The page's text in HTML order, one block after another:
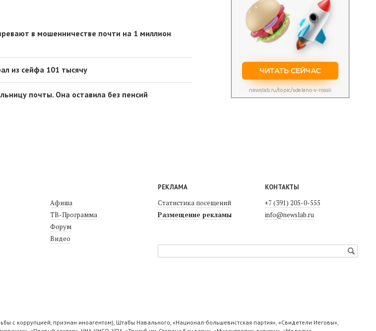
в мошенничестве почти на 1 миллион
из сейфа 101 тысячу
почты. Она оставила без пенсий
Афиша
ТВ-Программа
Форум
Видео
РЕКЛАМА
Статистика посещений
Размещение рекламы
КОНТАКТЫ
+7 (391) 205-0-555
info@newslab.ru
с коррупцией, признан иноагентом), Штабы Навального, «Национал-большевистская партия», «Свидетели Иеговы»,